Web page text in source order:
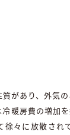
があり、外気
暖房費の増加
徐々に放散さ